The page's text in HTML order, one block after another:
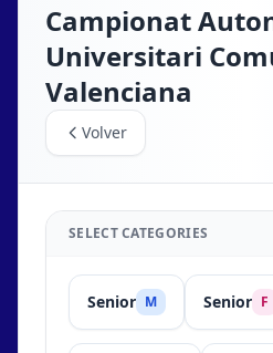
Campionat
Universitari
Valenciana
Volver
SELECT CATEGORIES
Senior M Senior F